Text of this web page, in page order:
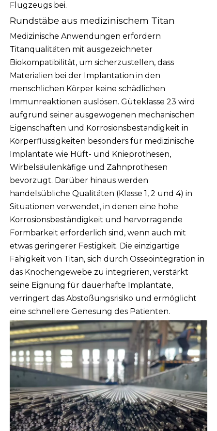
Flugzeugs bei.
Rundstäbe aus medizinischem Titan
Medizinische Anwendungen erfordern
Titanqualitäten mit ausgezeichneter
Biokompatibilität, um sicherzustellen, dass
Materialien bei der Implantation in den
menschlichen Körper keine schädlichen
Immunreaktionen auslösen. Güteklasse 23 wird
aufgrund seiner ausgewogenen mechanischen
Eigenschaften und Korrosionsbeständigkeit in
Körperflüssigkeiten besonders für medizinische
Implantate wie Hüft- und Knieprothesen,
Wirbelsäulenkäfige und Zahnprothesen
bevorzugt. Darüber hinaus werden
handelsübliche Qualitäten (Klasse 1, 2 und 4) in
Situationen verwendet, in denen eine hohe
Korrosionsbeständigkeit und hervorragende
Formbarkeit erforderlich sind, wenn auch mit
etwas geringerer Festigkeit. Die einzigartige
Fähigkeit von Titan, sich durch Osseointegration in
das Knochengewebe zu integrieren, verstärkt
seine Eignung für dauerhafte Implantate,
verringert das Abstoßungsrisiko und ermöglicht
eine schnellere Genesung des Patienten.